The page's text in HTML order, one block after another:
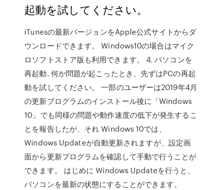
起動を試してください。
iTunesの最新バージョンをApple公式サイトからダ
ウンロードできます。 Windows10の場合はマイク
ロソフトストア版も利用できます。 4. パソコンを
再起動. 何か問題が起こったとき、先ずはPCの再起
動を試してください。 一部のユーザーは2019年4月
の更新プログラムのインストール後に「Windows
10」でも同様の問題や動作速度の低下が発生するこ
とを報告したが、それ Windows 10では、
Windows Updateが自動更新されますが、設定画
面から更新プログラムを確認して手動で行うことが
できます。 はじめに Windows Updateを行うと、
パソコンを最新の状態にすることができます。